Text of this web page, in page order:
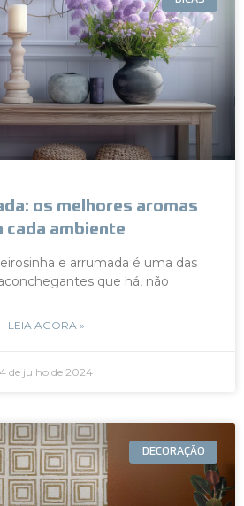
os melhores aromas
cada ambiente
e arrumada é uma das
que há, não
LEIA AGORA »
4 de julho de 2024
DECORAÇÃO